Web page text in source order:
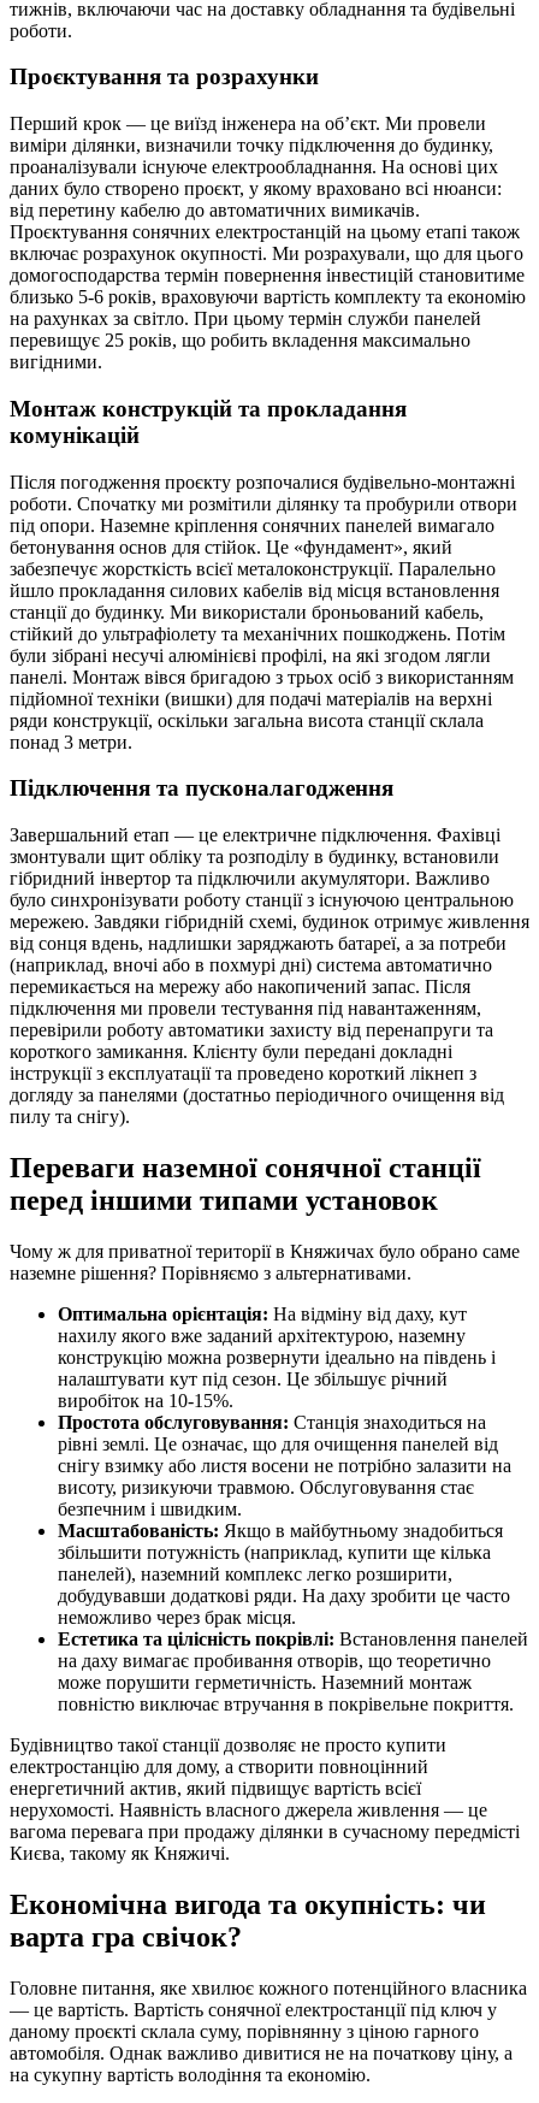
тижнів, включаючи час на доставку обладнання та будівельні
роботи.
Проєктування та розрахунки
Перший крок — це виїзд інженера на об’єкт. Ми провели
виміри ділянки, визначили точку підключення до будинку,
проаналізували існуюче електрообладнання. На основі цих
даних було створено проєкт, у якому враховано всі нюанси:
від перетину кабелю до автоматичних вимикачів.
Проєктування сонячних електростанцій на цьому етапі також
включає розрахунок окупності. Ми розрахували, що для цього
домогосподарства термін повернення інвестицій становитиме
близько 5-6 років, враховуючи вартість комплекту та економію
на рахунках за світло. При цьому термін служби панелей
перевищує 25 років, що робить вкладення максимально
вигідними.
Монтаж конструкцій та прокладання
комунікацій
Після погодження проєкту розпочалися будівельно-монтажні
роботи. Спочатку ми розмітили ділянку та пробурили отвори
під опори. Наземне кріплення сонячних панелей вимагало
бетонування основ для стійок. Це «фундамент», який
забезпечує жорсткість всієї металоконструкції. Паралельно
йшло прокладання силових кабелів від місця встановлення
станції до будинку. Ми використали броньований кабель,
стійкий до ультрафіолету та механічних пошкоджень. Потім
були зібрані несучі алюмінієві профілі, на які згодом лягли
панелі. Монтаж вівся бригадою з трьох осіб з використанням
підйомної техніки (вишки) для подачі матеріалів на верхні
ряди конструкції, оскільки загальна висота станції склала
понад 3 метри.
Підключення та пусконалагодження
Завершальний етап — це електричне підключення. Фахівці
змонтували щит обліку та розподілу в будинку, встановили
гібридний інвертор та підключили акумулятори. Важливо
було синхронізувати роботу станції з існуючою центральною
мережею. Завдяки гібридній схемі, будинок отримує живлення
від сонця вдень, надлишки заряджають батареї, а за потреби
(наприклад, вночі або в похмурі дні) система автоматично
перемикається на мережу або накопичений запас. Після
підключення ми провели тестування під навантаженням,
перевірили роботу автоматики захисту від перенапруги та
короткого замикання. Клієнту були передані докладні
інструкції з експлуатації та проведено короткий лікнеп з
догляду за панелями (достатньо періодичного очищення від
пилу та снігу).
Переваги наземної сонячної станції
перед іншими типами установок
Чому ж для приватної території в Княжичах було обрано саме
наземне рішення? Порівняємо з альтернативами.
Оптимальна орієнтація: На відміну від даху, кут
нахилу якого вже заданий архітектурою, наземну
конструкцію можна розвернути ідеально на південь і
налаштувати кут під сезон. Це збільшує річний
виробіток на 10-15%.
Простота обслуговування: Станція знаходиться на
рівні землі. Це означає, що для очищення панелей від
снігу взимку або листя восени не потрібно залазити на
висоту, ризикуючи травмою. Обслуговування стає
безпечним і швидким.
Масштабованість: Якщо в майбутньому знадобиться
збільшити потужність (наприклад, купити ще кілька
панелей), наземний комплекс легко розширити,
добудувавши додаткові ряди. На даху зробити це часто
неможливо через брак місця.
Естетика та цілісність покрівлі: Встановлення панелей
на даху вимагає пробивання отворів, що теоретично
може порушити герметичність. Наземний монтаж
повністю виключає втручання в покрівельне покриття.
Будівництво такої станції дозволяє не просто купити
електростанцію для дому, а створити повноцінний
енергетичний актив, який підвищує вартість всієї
нерухомості. Наявність власного джерела живлення — це
вагома перевага при продажу ділянки в сучасному передмісті
Києва, такому як Княжичі.
Економічна вигода та окупність: чи
варта гра свічок?
Головне питання, яке хвилює кожного потенційного власника
— це вартість. Вартість сонячної електростанції під ключ у
даному проєкті склала суму, порівнянну з ціною гарного
автомобіля. Однак важливо дивитися не на початкову ціну, а
на сукупну вартість володіння та економію.